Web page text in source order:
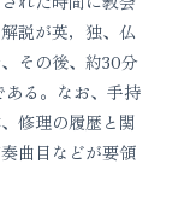
説が英，独、仏
その後、約30分
る。なお、手持
修理の履歴と関
曲目などが要領